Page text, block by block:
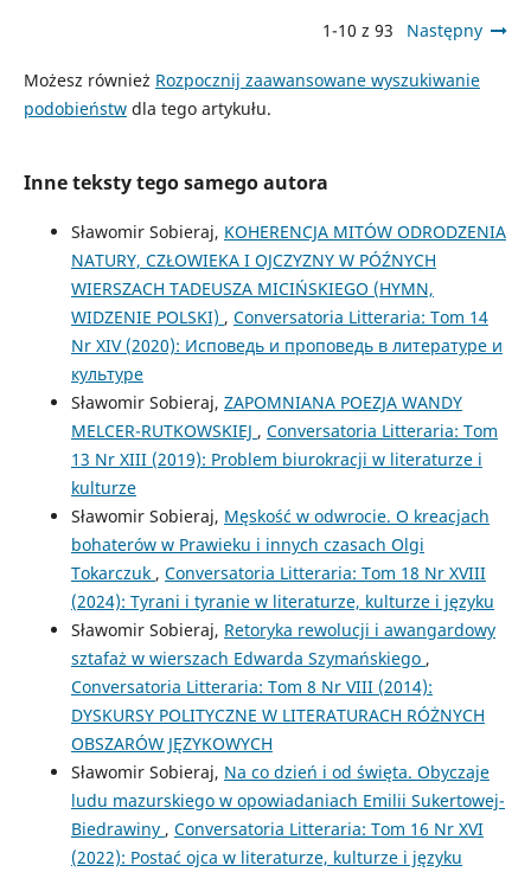
1-10 z 93 Następny
Możesz również Rozpocznij zaawansowane wyszukiwanie
podobieństwdla tego artykułu.
Inne teksty tego samego autora
Sławomir Sobieraj, KOHERENCJA MITÓW ODRODZENIA
NATURY, CZŁOWIEKA I OJCZYZNY W PÓŹNYCH
WIERSZACH TADEUSZA MICIŃSKIEGO (HYMN,
WIDZENIE POLSKI) , Conversatoria Litteraria: Tom 14
Nr XIV (2020): Исповедь и проповедь в литературе и
культуре
Sławomir Sobieraj, ZAPOMNIANA POEZJA WANDY
MELCER-RUTKOWSKIEJ , Conversatoria Litteraria: Tom
13 Nr XIII (2019): Problem biurokracji w literaturze i
kulturze
Sławomir Sobieraj, Męskość w odwrocie. O kreacjach
bohaterów w Prawieku i innych czasach Olgi
Tokarczuk , Conversatoria Litteraria: Tom 18 Nr XVIII
(2024): Tyrani i tyranie w literaturze, kulturze i języku
Sławomir Sobieraj, Retoryka rewolucji i awangardowy
sztafaż w wierszach Edwarda Szymańskiego ,
Conversatoria Litteraria: Tom 8 Nr VIII (2014):
DYSKURSY POLITYCZNE W LITERATURACH RÓŻNYCH
OBSZARÓW JĘZYKOWYCH
Sławomir Sobieraj, Na co dzień i od święta. Obyczaje
ludu mazurskiego w opowiadaniach Emilii Sukertowej-
Biedrawiny , Conversatoria Litteraria: Tom 16 Nr XVI
(2022): Postać ojca w literaturze, kulturze i języku